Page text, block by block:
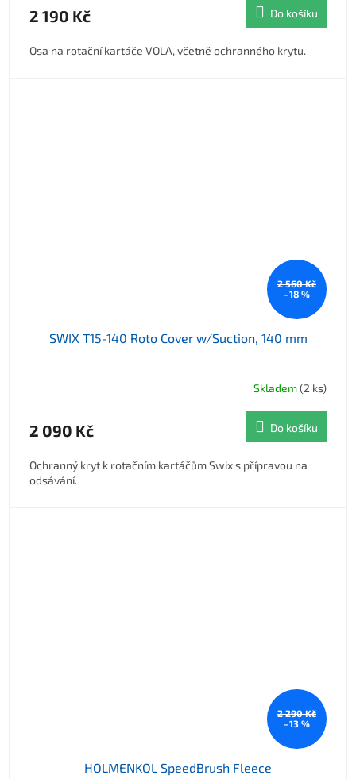
2 190 Kč Do košíku
Osa na rotační kartáče VOLA, včetně ochranného krytu.
2 560 Kč
–18 %
SWIX T15-140 Roto Cover w/Suction, 140 mm
Skladem(2 ks)
2 090 Kč Do košíku
Ochranný kryt k rotačním kartáčům Swix s přípravou na
odsávání.
2 290 Kč
–13 %
HOLMENKOL SpeedBrush Fleece